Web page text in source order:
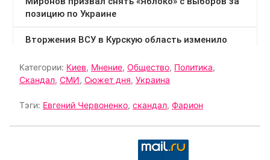
Категории: Киев, Мнение, Общество, Политика,
Скандал, СМИ, Сюжет дня, Украина
Тэги: Евгений Червоненко, скандал, Фарион